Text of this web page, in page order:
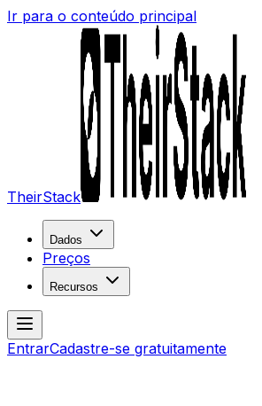
Ir para o conteúdo principal
TheirStack
Dados
Preços
Recursos
EntrarCadastre-se gratuitamente